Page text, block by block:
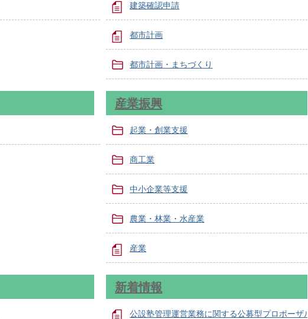
建築確認申請
都市計画
都市計画・まちづくり
産業振興
起業・創業支援
商工業
中小企業等支援
農業・林業・水産業
産業
新着情報
公設塾管理運営業務に関する公募型プロポーザル